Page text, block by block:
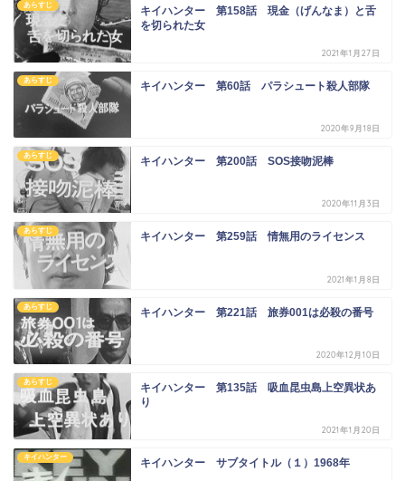
あらすじ
キイハンター 第158話 現金（げんなま）と舌
を切られた女
2021年1月27日
あらすじ キイハンター 第60話 パラシュート殺人部隊
2020年9月18日
あらすじ キイハンター 第200話 SOS接吻泥棒
2020年11月3日
あらすじ キイハンター 第259話 情無用のライセンス
2021年1月8日
あらすじ キイハンター 第221話 旅券001は必殺の番号
2020年12月10日
あらすじ
キイハンター 第135話 吸血昆虫島上空異状あ
り
2021年1月20日
キイハンター キイハンター サブタイトル（１）1968年